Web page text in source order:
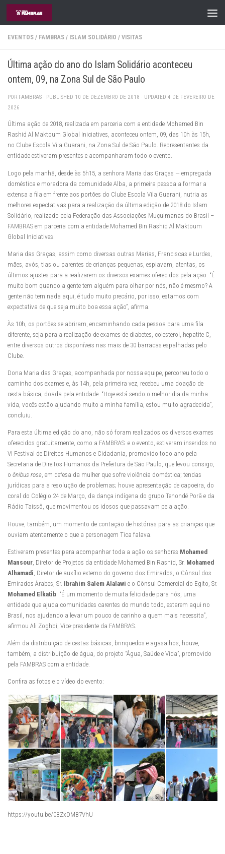
Skip to content
EVENTOS / FAMBRAS / ISLAM SOLIDÁRIO / VISITAS
Última ação do ano do Islam Solidário aconteceu
ontem, 09, na Zona Sul de São Paulo
POR FAMBRAS · PUBLISHED 10 DE DEZEMBRO DE 2018 · UPDATED 4 DE FEVEREIRO DE
2026
Última ação de 2018, realizada em parceria com a entidade Mohamed Bin
Rashid Al Maktoum Global Iniciatives, aconteceu ontem, 09, das 10h às 15h,
no Clube Escola Vila Guarani, na Zona Sul de São Paulo. Representantes da
entidade estiveram presentes e acompanharam todo o evento.
Logo pela manhã, desde às 5h15, a senhora Maria das Graças — empregada
doméstica e moradora da comunidade Alba, a primeira pessoa a formar a
extensa a fila em frente aos portões do Clube Escola Vila Guarani, nutria as
melhores expectativas para a realização da última edição de 2018 do Islam
Solidário, realizado pela Federação das Associações Muçulmanas do Brasil –
FAMBRAS em parceria com a entidade Mohamed Bin Rashid Al Maktoum
Global Iniciatives.
Maria das Graças, assim como diversas outras Marias, Franciscas e Lurdes,
mães, avós, tias ou parentes de crianças pequenas, espiavam, atentas, os
últimos ajustes para a realizarem os diversos exames oferecidos pela ação. “É
muito bom quando a gente tem alguém para olhar por nós, não é mesmo? A
gente não tem nada aqui, é tudo muito precário, por isso, estamos com
expectativa de que seja muito boa essa ação”, afirma.
Às 10h, os portões se abriram, encaminhando cada pessoa para uma fila
diferente, seja para a realização de exames de diabetes, colesterol, hepatite C,
entre diversos outros disponíveis nas mais de 30 barracas espalhadas pelo
Clube.
Dona Maria das Graças, acompanhada por nossa equipe, percorreu todo o
caminho dos exames e, às 14h, pela primeira vez, recebeu uma doação de
cesta básica, doada pela entidade. “Hoje está sendo o melhor dia da minha
vida, vocês estão ajudando muito a minha família, estou muito agradecida”,
concluiu.
Para esta última edição do ano, não só foram realizados os diversos exames
oferecidos gratuitamente, como a FAMBRAS e o evento, estiveram inseridos no
VI Festival de Direitos Humanos e Cidadania, promovido todo ano pela
Secretaria de Direitos Humanos da Prefeitura de São Paulo, que levou consigo,
o ônibus rosa, em defesa da mulher que sofre violência doméstica; tendas
jurídicas para a resolução de problemas; houve apresentação de capoeira, do
coral do Colégio 24 de Março, da dança indígena do grupo Tenondé Porã e da
Rádio Taissô, que movimentou os idosos que passavam pela ação.
Houve, também, um momento de contação de histórias para as crianças que
ouviam atentamente o que a personagem Tica falava.
Estiveram presentes para acompanhar toda a ação os senhores Mohamed
Mansour , Diretor de Projetos da entidade Mohamed Bin Rashid, Sr. Mohamed
Alhamadi , Diretor de auxílio externo do governo dos Emirados, o Cônsul dos
Emirados Árabes, Sr. Ibrahim Salem Alalawi e o Cônsul Comercial do Egito, Sr.
Mohamed Elkatib . “É um momento de muita felicidade para nós, uma
entidade que ajuda comunidades carentes do mundo todo, estarem aqui no
Brasil, nos ajudando a levar um pouco de carinho a quem mais necessita”,
afirmou Ali Zoghbi, Vice-presidente da FAMBRAS.
Além da distribuição de cestas básicas, brinquedos e agasalhos, houve,
também, a distribuição de água, do projeto “Água, Saúde e Vida”, promovido
pela FAMBRAS com a entidade.
Confira as fotos e o vídeo do evento:
https://youtu.be/0BZxDMB7VhU